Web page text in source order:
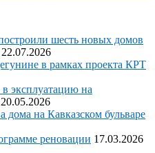
шесть новых домов
22.07.2026
в рамках проекта КРТ
эксплуатацию на
20.05.2026
дома на Кавказском бульваре
реновации 17.03.2026